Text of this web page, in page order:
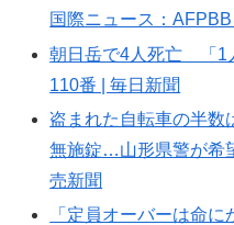
国際ニュース：
朝日岳で4人死亡 「1
110番 | 毎日新聞
盗まれた自転車の半数
無施錠…山形県警が希
売新聞
「定員オーバーは命